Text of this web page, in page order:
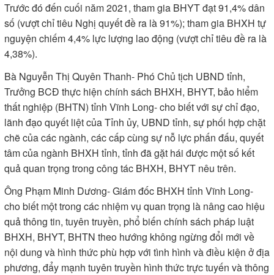
Trước đó đến cuối năm 2021, tham gia BHYT đạt 91,4% dân
số (vượt chỉ tiêu Nghị quyết đề ra là 91%); tham gia BHXH tự
nguyện chiếm 4,4% lực lượng lao động (vượt chỉ tiêu đề ra là
4,38%).
Bà Nguyễn Thị Quyên Thanh- Phó Chủ tịch UBND tỉnh,
Trưởng BCĐ thực hiện chính sách BHXH, BHYT, bảo hiểm
thất nghiệp (BHTN) tỉnh Vĩnh Long- cho biết với sự chỉ đạo,
lãnh đạo quyết liệt của Tỉnh ủy, UBND tỉnh, sự phối hợp chặt
chẽ của các ngành, các cấp cùng sự nỗ lực phấn đấu, quyết
tâm của ngành BHXH tỉnh, tỉnh đã gặt hái được một số kết
quả quan trọng trong công tác BHXH, BHYT nêu trên.
Ông Phạm Minh Dương- Giám đốc BHXH tỉnh Vĩnh Long-
cho biết một trong các nhiệm vụ quan trọng là nâng cao hiệu
quả thông tin, tuyên truyền, phổ biến chính sách pháp luật
BHXH, BHYT, BHTN theo hướng không ngừng đổi mới về
nội dung và hình thức phù hợp với tình hình và điều kiện ở địa
phương, đẩy mạnh tuyên truyền hình thức trực tuyến và thông